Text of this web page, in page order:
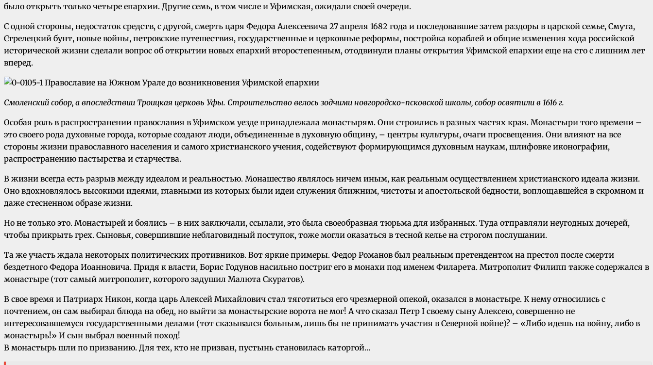
было открыть только четыре eпapxии. Другие семь, в том числе и Уфимская, ожидали своей очереди.
С одной стороны, недостаток средств, с другой, смерть царя Федора Алексеевича 27 апреля 1682 года и последовавшие затем раздоры в царской семье, Смута,
Стрелецкий бунт, новые войны, петровские путешествия, государственные и церковные реформы, постройка кораблей и общие изменения хода российской
исторической жизни сделали вопрос об открытии новых епархий второстепенным, отодвинули планы открытия Уфимской епархии еще на сто с лишним лет
вперед.
Смоленский собор, а впоследствии Троицкая церковь Уфы. Строительство велось зодчими новгородско-псковской школы, собор освятили в 1616 г.
Особая роль в распространении православия в Уфимском уезде принадлежала монастырям. Они строились в разных частях края. Монастыри того времени –
это своего рода духовные города, которые создают люди, объединенные в духовную общину, – центры культуры, очаги просвещения. Они влияют на все
стороны жизни православного населения и самого христианского учения, содействуют формирующимся духовным наукам, шлифовке иконографии,
распространению пастырства и старчества.
В жизни всегда есть разрыв между идеалом и реальностью. Монашество являлось ничем иным, как реальным осуществлением христианского идеала жизни.
Оно вдохновлялось высокими идеями, главными из которых были идеи служения ближним, чистоты и апостольской бедности, воплощавшейся в скромном и
даже стесненном образе жизни.
Но не только это. Монастырей и боялись – в них заключали, ссылали, это была своеобразная тюрьма для избранных. Туда отправляли неугодных дочерей,
чтобы прикрыть грех. Сыновья, совершившие неблаговидный поступок, тоже могли оказаться в тесной келье на строгом послушании.
Та же участь ждала некоторых политических противников. Вот яркие примеры. Федор Романов был реальным претендентом на престол после смерти
бездетного Федора Иоанновича. Придя к власти, Борис Годунов насильно постриг его в монахи под именем Филарета. Митрополит Филипп также содержался в
монастыре (тот самый митрополит, которого задушил Малюта Скуратов).
В свое время и Патриарх Никон, когда царь Алексей Михайлович стал тяготиться его чрезмерной опекой, оказался в монастыре. К нему относились с
почтением, он сам выбирал блюда на обед, но выйти за монастырские ворота не мог! А что сказал Петр I своему сыну Алексею, совершенно не
интересовавшемуся государственными делами (тот сказывался больным, лишь бы не принимать участия в Северной войне)? – «Либо идешь на войну, либо в
монастырь!» И сын выбрал военный поход!
В монастырь шли по призванию. Для тех, кто не призван, пустынь становилась каторгой…